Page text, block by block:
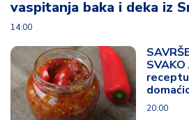
vaspitanja baka i deka iz
14:00
SVAKO
20:00